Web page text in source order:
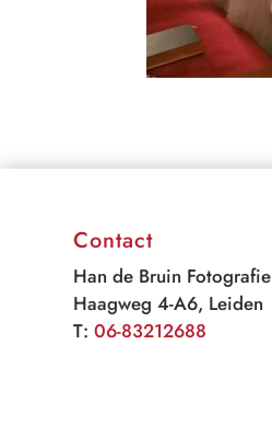
Contact
Han de Bruin Fotografie
Haagweg 4-A6, Leiden
T:06-83212688